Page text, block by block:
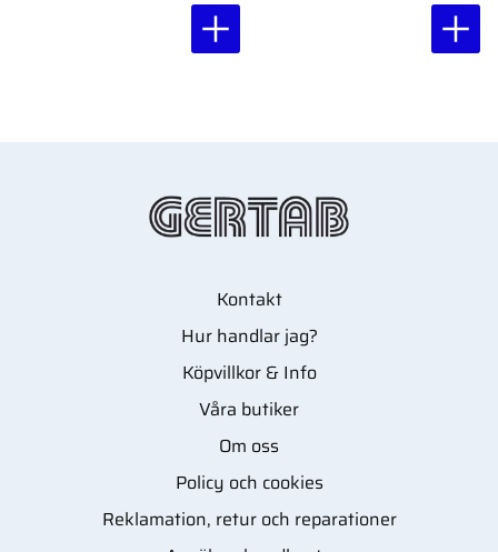
Kontakt
Hur handlar jag?
Köpvillkor & Info
Våra butiker
Om oss
Policy och cookies
Reklamation, retur och reparationer